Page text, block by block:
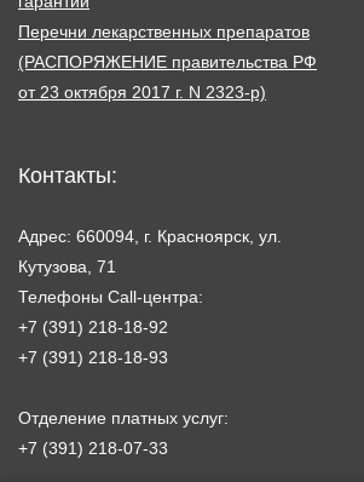
Перечни лекарственных препаратов
(РАСПОРЯЖЕНИЕ правительства РФ
от 23 октября 2017 г. N 2323-р)
Контакты:
Адрес: 660094, г. Красноярск, ул.
Кутузова, 71
Телефоны Call-центра:
+7 (391) 218-18-92
+7 (391) 218-18-93
Отделение платных услуг:
+7 (391) 218-07-33